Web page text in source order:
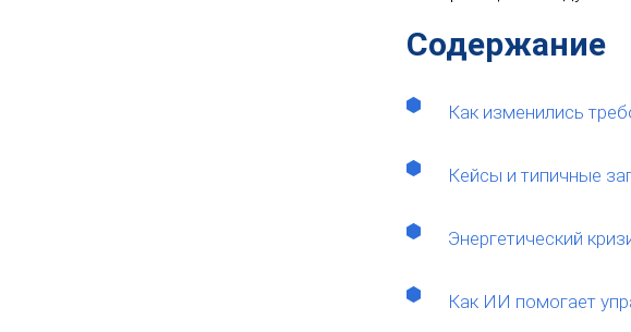
Содержание
Как изменились
Кейсы и типичные
Энергетический
Как ИИ помогает